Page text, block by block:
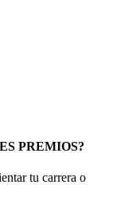
PREMIOS?
tu carrera o